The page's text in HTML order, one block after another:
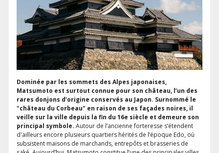
Dominée par les sommets des Alpes japonaises,
Matsumoto est surtout connue pour son château, l’un des
rares donjons d’origine conservés au Japon. Surnommé le
"château du Corbeau" en raison de ses façades noires, il
veille sur la ville depuis la fin du 16e siècle et demeure son
principal symbole. Autour de l’ancienne forteresse s’étendent
d'ailleurs encore plusieurs quartiers hérités de l’époque Edo, où
subsistent maisons de marchands, entrepôts et brasseries de